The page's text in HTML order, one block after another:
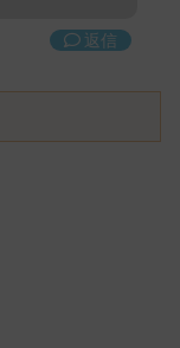
返信